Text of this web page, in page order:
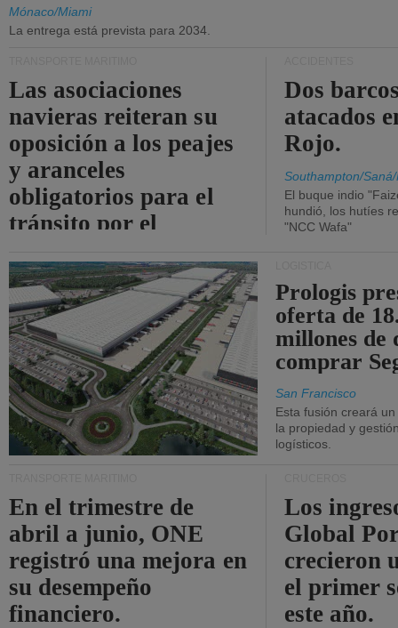
Mónaco/Miami
La entrega está prevista para 2034.
Las asociaciones
navieras reiteran su
oposición a los peajes
y aranceles
obligatorios para el
tránsito por el
Dos
atacados
Rojo.
Southampton/
El buque indio
hundió, los hutíes
"NCC Wafa"
Prologis
oferta de
millones de
comprar
San Francisco
Esta fusión creará
la propiedad y
logísticos.
En el trimestre de
abril a junio, ONE
registró una mejora en
su desempeño
financiero.
Los
Global
crecieron
el primer
este año.